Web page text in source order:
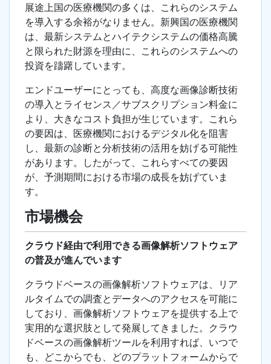
展途上国の医療機関の多くは、これらのシステム
を導入する余裕がなりません。新興国の医療機関
は、最新システムとハイテクシステムの価格高騰
と限られた財源を理由に、これらのシステムへの
投資を躊躇しています。
エンドユーザーにとっても、高度な画像診断技術
の導入とライセンス／サブスクリプション料金に
より、大きなコスト負担が生じています。これら
の要因は、医療機関におけるデジタル化を阻害
し、最新の診断と分析技術の活用を妨げる可能性
があります。したがって、これらすべての要因
が、予測期間における市場の成長を妨げていま
す。
市場機会
クラウド経由で利用できる画像解析ソフトウェア
の普及が進んでいます
クラウドベースの画像解析ソフトウェアは、リア
ルタイムでの調査とデータへのアクセスを可能に
しており、画像解析ソフトウェアを提供する上で
実用的な選択肢として発展してきました。クラウ
ドベースの画像解析ツールを利用すれば、いつで
も、どこからでも、どのプラットフォームからで